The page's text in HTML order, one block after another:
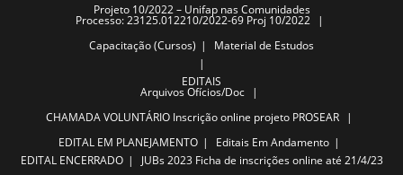
Projeto 10/2022 – Unifap nas Comunidades
Processo: 23125.012210/2022-69 Proj 10/2022
Capacitação (Cursos)
Material de Estudos
EDITAIS
ArquivosOfícios/Doc
CHAMADA VOLUNTÁRIO Inscrição online projeto PROSEAR
EDITAL EM PLANEJAMENTO
Editais Em Andamento
EDITAL ENCERRADO
JUBs 2023 Ficha de inscrições online até 21/4/23